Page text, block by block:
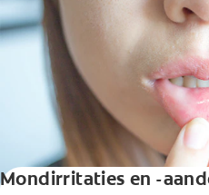
Mondirritaties en -